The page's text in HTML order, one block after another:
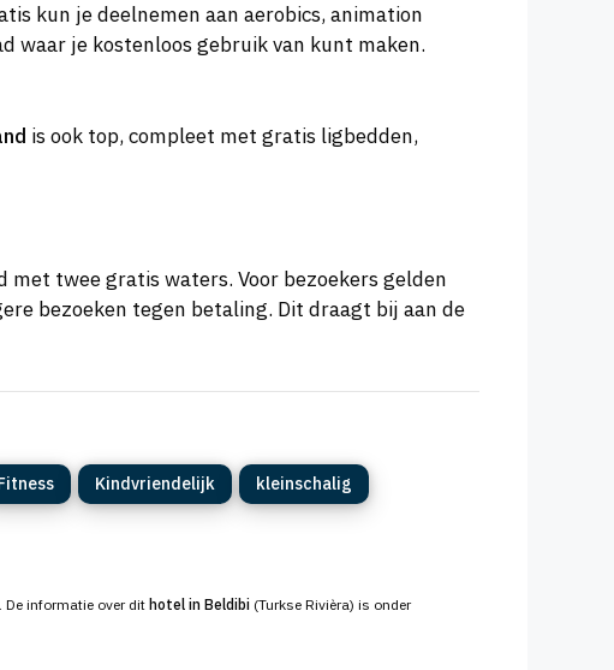
kun je deelnemen aan aerobics, animation
waar je kostenloos gebruik van kunt maken.
is ook top, compleet met gratis ligbedden,
twee gratis waters. Voor bezoekers gelden
bezoeken tegen betaling. Dit draagt bij aan de
Kindvriendelijk kleinschalig
. De informatie over dit hotel in Beldibi (Turkse Rivièra) is onder